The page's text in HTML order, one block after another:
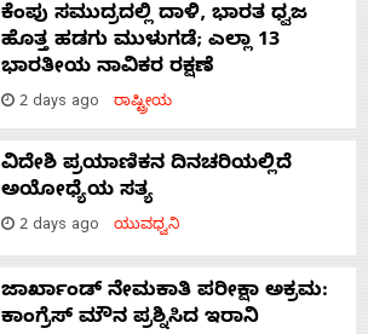
ಕೆಂಪು ಸಮುದ್ರದಲ್ಲಿ ದಾಳಿ, ಭಾರತ ಧ್ವಜ
ಹೊತ್ತ ಹಡಗು ಮುಳುಗಡೆ; ಎಲ್ಲಾ 13
ಭಾರತೀಯ ನಾವಿಕರ ರಕ್ಷಣೆ
2 days ago ರಾಷ್ಟ್ರೀಯ
ವಿದೇಶಿ ಪ್ರಯಾಣಿಕನ ದಿನಚರಿಯಲ್ಲಿದೆ
ಅಯೋಧ್ಯೆಯ ಸತ್ಯ
2 days ago ಯುವಧ್ವನಿ
ಜಾರ್ಖಾಂಡ್‌ ನೇಮಕಾತಿ ಪರೀಕ್ಷಾ ಅಕ್ರಮ:
ಕಾಂಗ್ರೆಸ್‌ ಮೌನ ಪ್ರಶ್ನಿಸಿದ ಇರಾನಿ